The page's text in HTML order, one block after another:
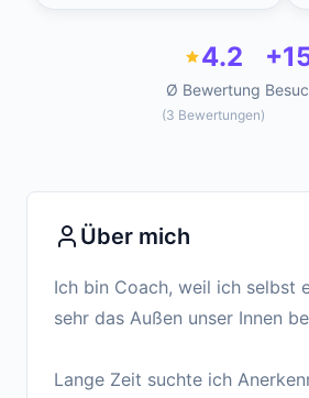
4.2
Ø Bewertung
(3 Bewertungen)
Über mich
Ich bin Coach, weil ich selbst
sehr das Außen unser Innen
Lange Zeit suchte ich